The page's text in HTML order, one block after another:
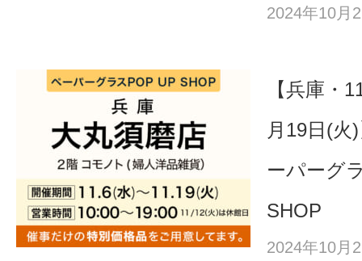
2024年10月
【兵庫・
月19日(火
ーパーグ
SHOP
2024年10月